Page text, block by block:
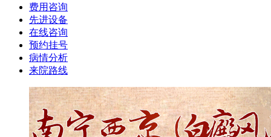
费用咨询
先进设备
在线咨询
预约挂号
病情分析
来院路线